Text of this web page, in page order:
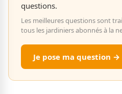
questions.
Les meilleures questions sont
tous les jardiniers abonnés à la
Je pose ma question →